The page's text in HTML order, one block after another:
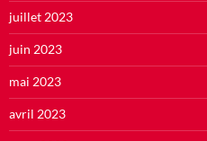
juillet 2023
juin 2023
mai 2023
avril 2023